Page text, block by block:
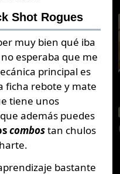
Shot Rogues
muy bien qué iba
esperaba que me
principal es
ficha rebote y mate
tiene unos
además puedes
combostan chulos
bastante